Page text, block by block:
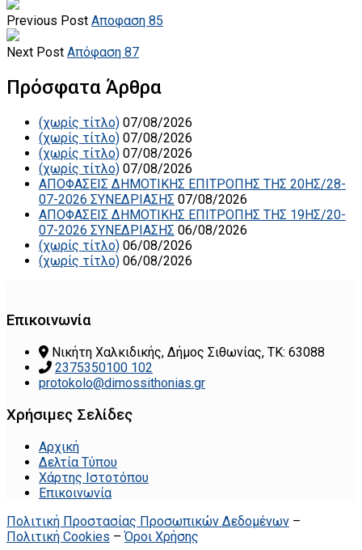
Previous Post Αποφαση 85
Next Post Απόφαση 87
Πρόσφατα Άρθρα
(χωρίς τίτλο) 07/08/2026
(χωρίς τίτλο) 07/08/2026
(χωρίς τίτλο) 07/08/2026
(χωρίς τίτλο) 07/08/2026
ΑΠΟΦΑΣΕΙΣ ΔΗΜΟΤΙΚΗΣ ΕΠΙΤΡΟΠΗΣ ΤΗΣ 20ΗΣ/28-
07-2026 ΣΥΝΕΔΡΙΑΣΗΣ 07/08/2026
ΑΠΟΦΑΣΕΙΣ ΔΗΜΟΤΙΚΗΣ ΕΠΙΤΡΟΠΗΣ ΤΗΣ 19ΗΣ/20-
07-2026 ΣΥΝΕΔΡΙΑΣΗΣ 06/08/2026
(χωρίς τίτλο) 06/08/2026
(χωρίς τίτλο) 06/08/2026
Επικοινωνία
Νικήτη Χαλκιδικής, Δήμος Σιθωνίας, ΤΚ: 63088
2375350100 102
protokolo@dimossithonias.gr
Χρήσιμες Σελίδες
Αρχική
Δελτία Τύπου
Χάρτης Ιστοτόπου
Επικοινωνία
Πολιτική Προστασίας Προσωπικών Δεδομένων –
Πολιτική Cookies –Όροι Χρήσης